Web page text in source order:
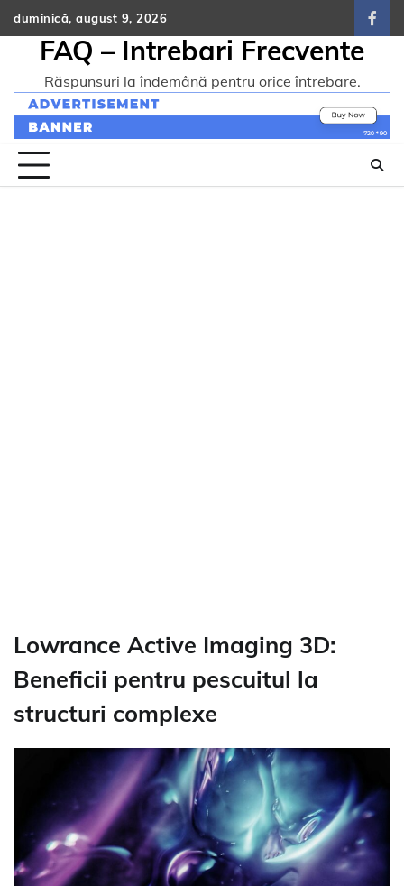
Skip
to
content
duminică, august 9, 2026
FAQ – Intrebari Frecvente
Răspunsuri la îndemână pentru orice întrebare.
Lowrance Active Imaging 3D:
Beneficii pentru pescuitul la
structuri complexe